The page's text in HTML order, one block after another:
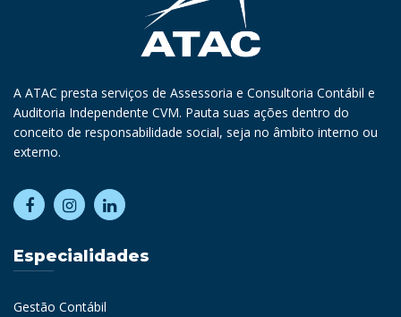
A ATAC presta serviços de Assessoria e Consultoria Contábil e
Auditoria Independente CVM. Pauta suas ações dentro do
conceito de responsabilidade social, seja no âmbito interno ou
externo.
Especialidades
Gestão Contábil